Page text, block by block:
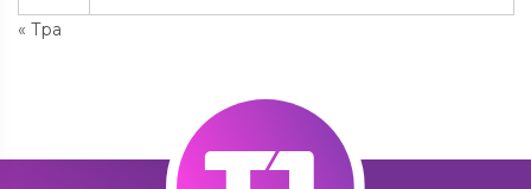
« Тра